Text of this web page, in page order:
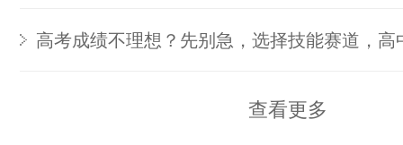
高考成绩不理想？先别急，选择技能赛道，高
查看更多